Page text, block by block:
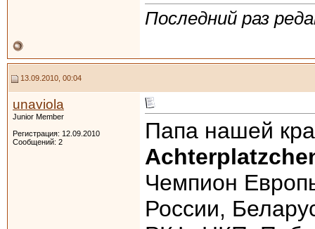
Последний раз
13.09.2010, 00:04
unaviola
Junior Member
Регистрация: 12.09.2010
Сообщений: 2
Папа нашей
Чемпион
России,